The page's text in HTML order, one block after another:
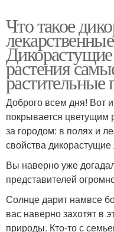
Что такое
растения
Доброго всем дня! Вот
покрывается цветущим
за городом: в полях и
свойства
Вы наверно уже
представителей
Солнце дарит намвсе
вас наверно захотят в
природы. Кто-то с